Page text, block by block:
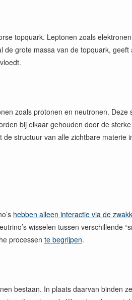
topquark. Leptonen zoals
grote massa van de topquark,
zoals protonen en neutronen.
bij elkaar gehouden door de
structuur van alle zichtbare materie
hebben alleen interactie via de
wisselen tussen verschillende
processen te begrijpen.
bestaan. In plaats daarvan binden